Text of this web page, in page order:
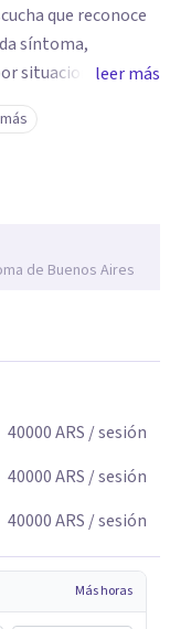
que reconoce
síntoma,
situaciones de
y otros
interrogar
frente a su
leer más
de Buenos Aires
40000ARS / sesión
40000ARS / sesión
40000ARS / sesión
Más horas